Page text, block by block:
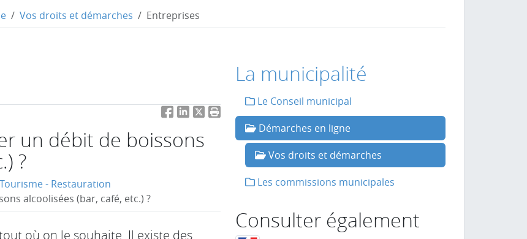
Vos droits et démarches Entreprises
FacebookLinkedIn
TwitterImprimer la page
un débit de boissons
?
Tourisme - Restauration
alcoolisées (bar, café, etc.) ?
où on le souhaite. Il existe des
La municipalité
Le Conseil municipal
Démarches en ligne
Vos droits et démarches
Les commissions municipales
Consulter également